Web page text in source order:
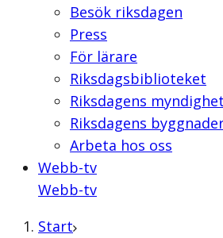
Besök riksdagen
Press
För lärare
Riksdagsbiblioteket
Riksdagens
Riksdagens
Arbeta hos oss
Webb-tv
Webb-tv
Start